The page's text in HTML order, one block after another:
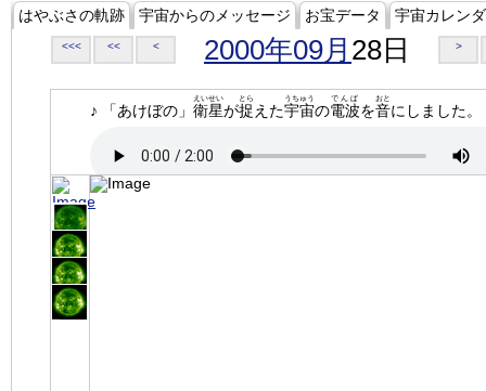
はやぶさの軌跡 宇宙からのメッセージ お宝データ 宇宙カレン
<<< << < 2000年09月 28日 >
♪ 「あけぼの」 衛星
えいせい
が捉
とら
えた宇宙
うちゅう
の電波
でんぱ
を音
おと
にしました。